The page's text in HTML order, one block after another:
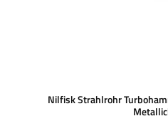
Nilfisk Strahlrohr